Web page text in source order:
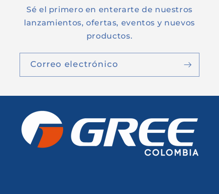
Sé el primero en enterarte de nuestros
lanzamientos, ofertas, eventos y nuevos
productos.
Correo electrónico